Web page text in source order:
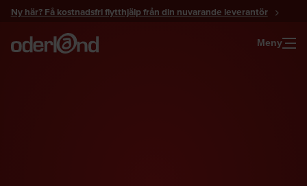
Gå
innehåll
Ny här? Få kostnadsfri flytthjälp från din nuvarande leverantör
Meny